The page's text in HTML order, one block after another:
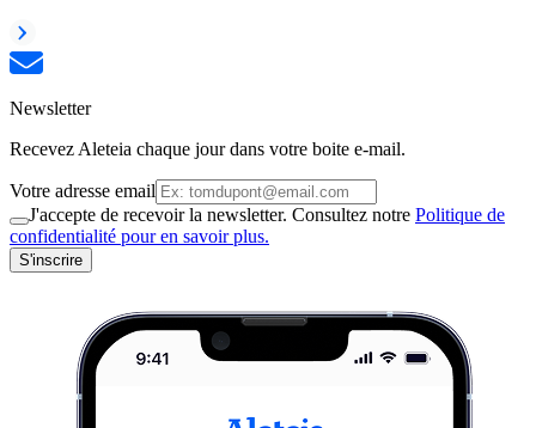
Newsletter
Recevez Aleteia chaque jour dans votre boite e-mail.
Votre adresse email
J'accepte de recevoir la newsletter. Consultez notre Politique de
confidentialité pour en savoir plus.
S'inscrire